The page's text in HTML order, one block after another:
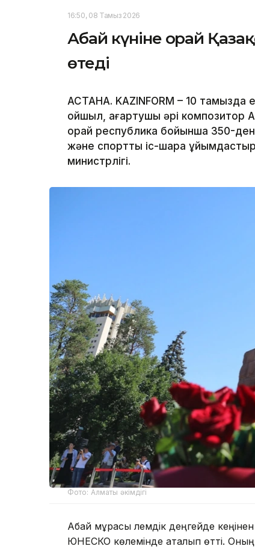
16:50, 08 Тамыз 2026
Абай күніне орай
өтеді
АСТАНА. KAZINFORM – 10 тамызда
ойшыл, ағартушы әрі композитор
орай республика бойынша 350-
және спорттық іс-шара
министрлігі.
Фото: Алматы әкімдігі
Абай мұрасы әлемдік деңгейде
ЮНЕСКО көлемінде аталып өтті. Оның